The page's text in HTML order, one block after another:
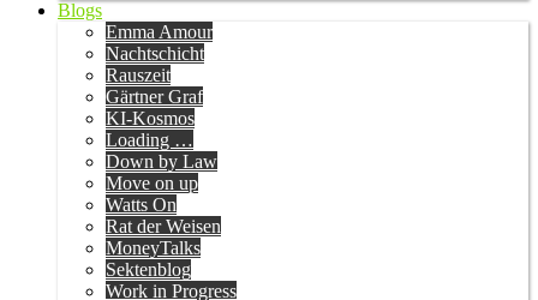
Blogs
Emma Amour
Nachtschicht
Rauszeit
Gärtner Graf
KI-Kosmos
Loading …
Down by Law
Move on up
Watts On
Rat der Weisen
MoneyTalks
Sektenblog
Work in Progress